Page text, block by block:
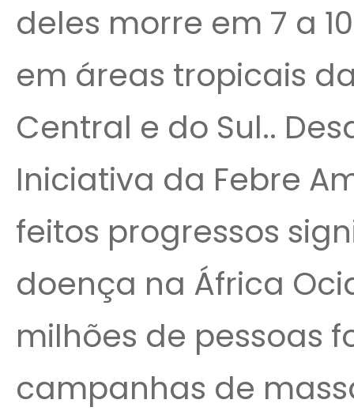
deles morre em 7 a
em áreas tropicais
Central e do Sul..
Iniciativa da Febre
feitos progressos
doença na África
milhões de pessoas
campanhas de